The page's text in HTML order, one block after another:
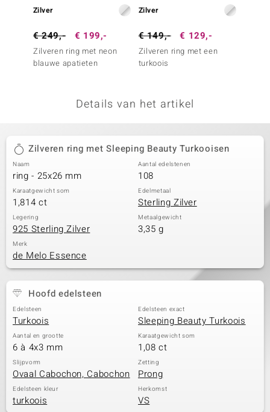
Collection
Zilver
€ 249,- € 199,-
Zilveren ring met neon
blauwe apatieten
Zilver
€ 149,- € 129,-
Zilveren ring met een
turkoois
Details van het artikel
Zilveren ring met Sleeping Beauty Turkooisen
Naam
ring - 25x26 mm
Aantal edelstenen
108
Karaatgewicht som
1,814 ct
Edelmetaal
Sterling Zilver
Legering
925 Sterling Zilver
Metaalgewicht
3,35 g
Merk
de Melo Essence
Hoofd edelsteen
Edelsteen
Turkoois
Edelsteen exact
Sleeping Beauty Turkoois
Aantal en grootte
6 à 4x3 mm
Karaatgewicht som
1,08 ct
Slijpvorm
Ovaal Cabochon, Cabochon
Zetting
Prong
Edelsteen kleur
turkoois
Herkomst
VS